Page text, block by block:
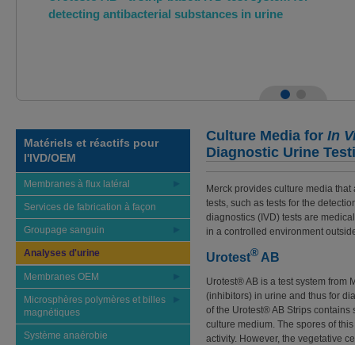
detecting antibacterial substances in urine
Matériels et réactifs pour
l'IVD/OEM
Membranes à flux latéral
Services de fabrication à façon
Groupage sanguin
Analyses d'urine
Membranes OEM
Microsphères polymères et billes
magnétiques
Système anaérobie
Culture Media for In
Diagnostic Urine
Merck provides culture media
tests, such as tests for the
diagnostics (IVD) tests are
in a controlled environment
Urotest® AB
Urotest® AB is a test system from
(inhibitors) in urine and thus for
of the Urotest® AB Strips contains
culture medium. The spores of
activity. However, the vegetative